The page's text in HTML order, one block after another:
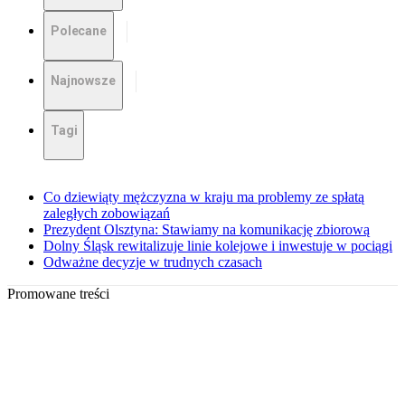
Polecane
Najnowsze
Tagi
Co dziewiąty mężczyzna w kraju ma problemy ze spłatą
zaległych zobowiązań
Prezydent Olsztyna: Stawiamy na komunikację zbiorową
Dolny Śląsk rewitalizuje linie kolejowe i inwestuje w pociągi
Odważne decyzje w trudnych czasach
Promowane treści